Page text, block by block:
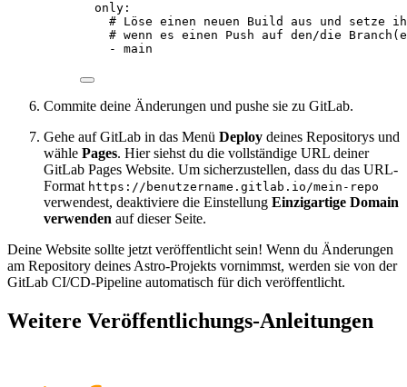
only :
# Löse einen neuen Build aus und setze
# wenn es einen Push auf den/die
- main
Commite deine Änderungen und pushe sie zu GitLab.
Gehe auf GitLab in das Menü Deploy deines Repositorys und
wähle Pages. Hier siehst du die vollständige URL deiner
GitLab Pages Website. Um sicherzustellen, dass du das URL-
Format https://benutzername.gitlab.io/mein-repo
verwendest, deaktiviere die Einstellung Einzigartige Domain
verwenden auf dieser Seite.
Deine Website sollte jetzt veröffentlicht sein! Wenn du Änderungen
am Repository deines Astro-Projekts vornimmst, werden sie von der
GitLab CI/CD-Pipeline automatisch für dich veröffentlicht.
Weitere Veröffentlichungs-Anleitungen